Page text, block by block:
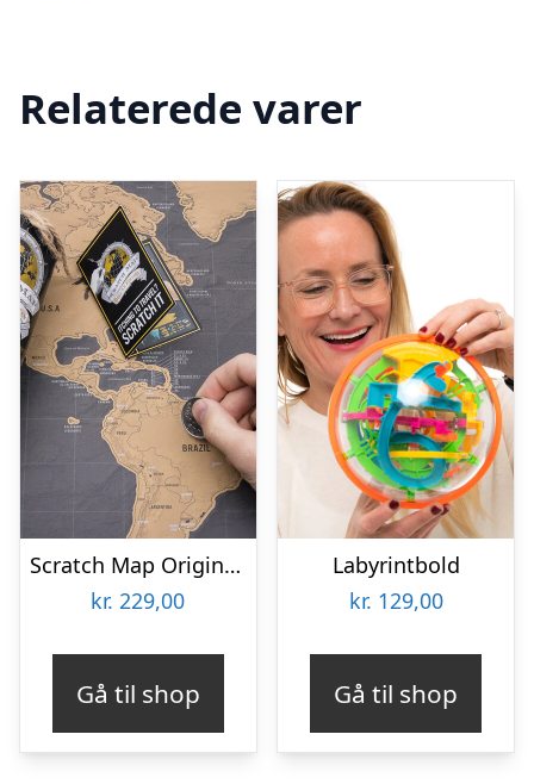
Relaterede varer
Scratch Map Original Deluxe
kr. 229,00
Gå til shop
Labyrintbold
kr. 129,00
Gå til shop